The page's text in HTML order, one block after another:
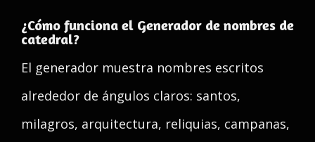
¿Cómo funciona el Generador de nombres de
catedral?
El generador muestra nombres escritos
alrededor de ángulos claros: santos,
milagros, arquitectura, reliquias, campanas,